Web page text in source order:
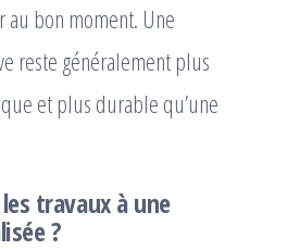
au bon moment. Une
reste généralement plus
et plus durable qu’une
travaux à une
?